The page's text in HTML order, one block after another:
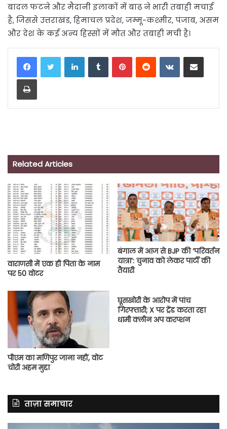
बादल फटने और मैदानी इलाकों में बाढ़ ने भारी तबाही मचाई
है, जिससे उत्तराखंड, हिमाचल प्रदेश, जम्मू-कश्मीर, पंजाब, असम
और देश के कई अन्य हिस्सों में मौत और तबाही मची है।
LinkedInTumblrPinterestReddit VKontakteShare via Email
Print
Related Articles
वाराणसी में एक ही पिता के नाम
पर 50 वोटर
बंगाल में आज से BJP की ‘परिवर्तन
यात्रा’: चुनाव को लेकर पार्टी की
तैयारी
पीएम का मणिपुर जाना नहीं, वोट
चोरी अहम मुद्दा
घूसखोरी के आरोप में पांच
गिरफ्तारी; X पर ट्रेंड करता रहा
धामी क्लीन अप करप्शन
ताज़ा समाचार